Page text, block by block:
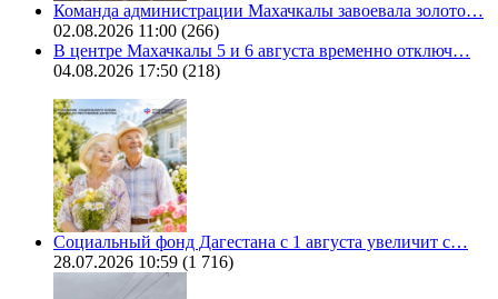
Команда администрации Махачкалы завоевала золото…
02.08.2026 11:00 (266)
В центре Махачкалы 5 и 6 августа временно отключ…
04.08.2026 17:50 (218)
Социальный фонд Дагестана с 1 августа увеличит с…
28.07.2026 10:59 (1 716)